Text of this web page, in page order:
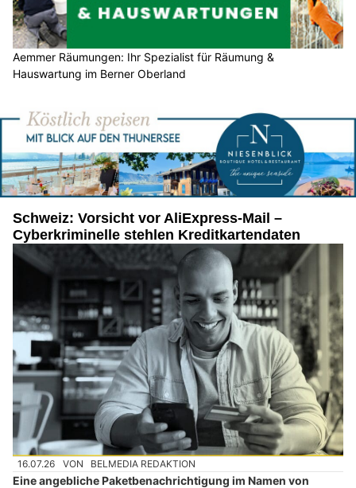
Aemmer Räumungen: Ihr Spezialist für Räumung &
Hauswartung im Berner Oberland
Schweiz: Vorsicht vor AliExpress-Mail –
Cyberkriminelle stehlen Kreditkartendaten
16.07.26 VON BELMEDIA REDAKTION
Eine angebliche Paketbenachrichtigung im Namen von